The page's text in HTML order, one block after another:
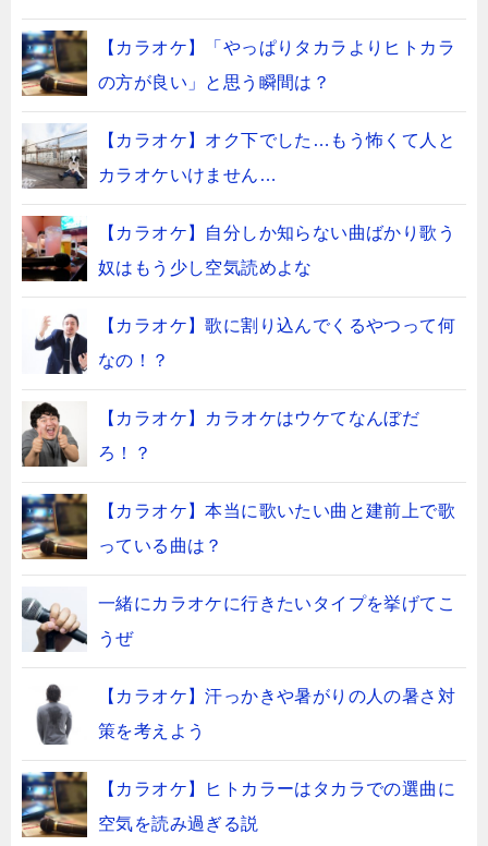
【カラオケ】「やっぱりタカラよりヒトカラ
の方が良い」と思う瞬間は？
【カラオケ】オク下でした…もう怖くて人と
カラオケいけません…
【カラオケ】自分しか知らない曲ばかり歌う
奴はもう少し空気読めよな
【カラオケ】歌に割り込んでくるやつって何
なの！？
【カラオケ】カラオケはウケてなんぼだ
ろ！？
【カラオケ】本当に歌いたい曲と建前上で歌
っている曲は？
一緒にカラオケに行きたいタイプを挙げてこ
うぜ
【カラオケ】汗っかきや暑がりの人の暑さ対
策を考えよう
【カラオケ】ヒトカラーはタカラでの選曲に
空気を読み過ぎる説